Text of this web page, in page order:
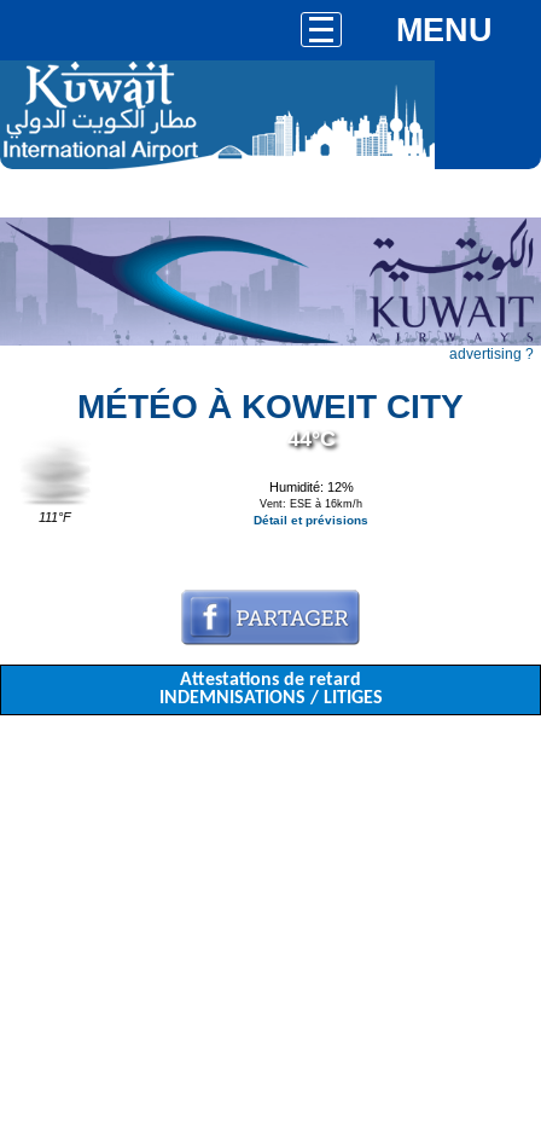
MENU
advertising ?
MÉTÉO À KOWEIT CITY
111°F
44°C
Humidité: 12%
Vent: ESE à 16km/h
Détail et prévisions
Attestations de retard
INDEMNISATIONS / LITIGES